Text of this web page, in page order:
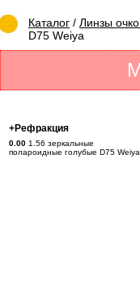
Каталог / Линзы
D75 Weiya
+Рефракция
0.00 1.56 зеркальные
полароидные голубые D75 Weiya